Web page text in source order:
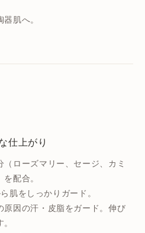
肌へ。
仕上がり
ローズマリー、セージ、カミ
配合。
肌をしっかりガード。
原因の汗・皮脂をガード。伸び